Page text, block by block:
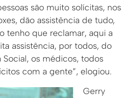
são muito solícitas, nos
dão assistência de tudo,
tenho que reclamar, aqui a
assistência, por todos, do
os médicos, todos
com a gente”, elogiou.
Gerry